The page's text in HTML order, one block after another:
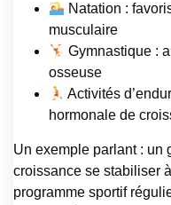
Natation :
musculaire
Gymnastique :
osseuse
Activités
hormonale de
Un exemple parlant : un
croissance se stabiliser
programme sportif